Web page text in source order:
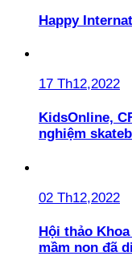
Happy
17 Th12,2022
KidsOnline,
nghiệm
02 Th12,2022
Hội thảo
mầm non đã